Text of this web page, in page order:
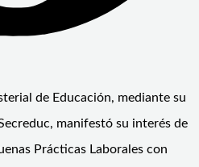
de Educación, mediante su
manifestó su interés de
Prácticas Laborales con